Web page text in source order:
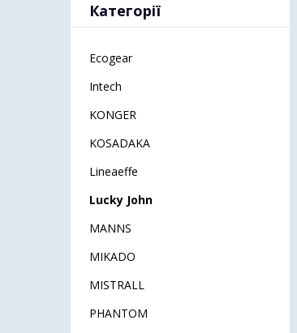
Категорії
Ecogear
Intech
KONGER
KOSADAKA
Lineaeffe
Lucky John
MANNS
MIKADO
MISTRALL
PHANTOM